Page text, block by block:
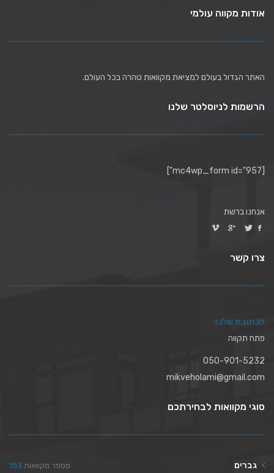
אודות מקווה עולמי
האתר הגדול בעולם למציאת מקוואות טהרה בכל העולם.
הרשמות לניוסלטר שלנו
[mc4wp_form id="957"]
אנחנו ברשת
צרו קשר
הכתובת שלנו:
פתח תקווה
050-901-5232
mikveholami@gmail.com
סוגי מקוואות לבחירתכם
גברים 153 מספר מקוואות